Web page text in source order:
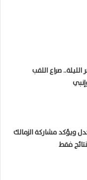
صراع اللقب
ويؤكد مشاركة الزمالك
فقط